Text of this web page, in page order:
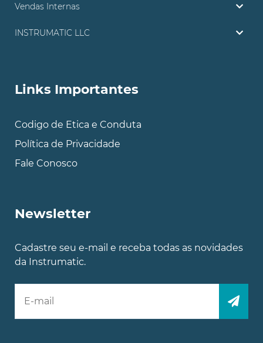
Vendas Internas
INSTRUMATIC LLC
Links Importantes
Codigo de Etica e Conduta
Política de Privacidade
Fale Conosco
Newsletter
Cadastre seu e-mail e receba todas as novidades
da Instrumatic.